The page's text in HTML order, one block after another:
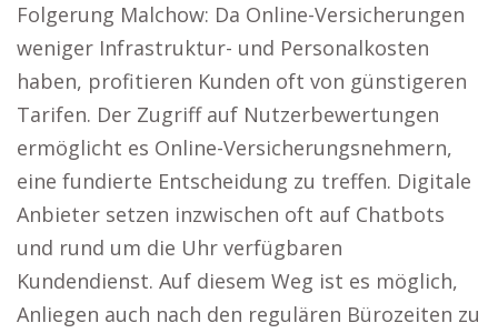
Folgerung Malchow: Da Online-Versicherungen
weniger Infrastruktur- und Personalkosten
haben, profitieren Kunden oft von günstigeren
Tarifen. Der Zugriff auf Nutzerbewertungen
ermöglicht es Online-Versicherungsnehmern,
eine fundierte Entscheidung zu treffen. Digitale
Anbieter setzen inzwischen oft auf Chatbots
und rund um die Uhr verfügbaren
Kundendienst. Auf diesem Weg ist es möglich,
Anliegen auch nach den regulären Bürozeiten zu